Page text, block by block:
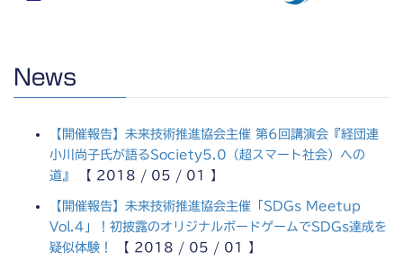
News
【開催報告】未来技術推進協会主催 第6回講演会『経団連
小川尚子氏が語るSociety5.0（超スマート社会）への
道』
【 2018 / 05 / 01 】
【開催報告】未来技術推進協会主催「SDGs Meetup
Vol.4」！初披露のオリジナルボードゲームでSDGs達成を
疑似体験！
【 2018 / 05 / 01 】